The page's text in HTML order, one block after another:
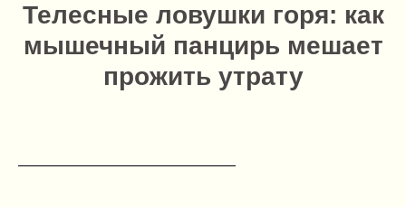
Телесные ловушки горя: как
мышечный панцирь мешает
прожить утрату